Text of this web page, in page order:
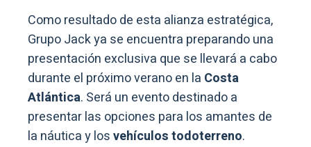
Como resultado de esta alianza estratégica,
Grupo Jack ya se encuentra preparando una
presentación exclusiva que se llevará a cabo
durante el próximo verano en la Costa
Atlántica. Será un evento destinado a
presentar las opciones para los amantes de
la náutica y losvehículos todoterreno.